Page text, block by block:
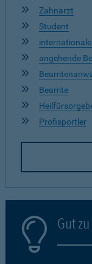
Zahnarzt
Student
angehende
Beamte
Profisportler
Gut